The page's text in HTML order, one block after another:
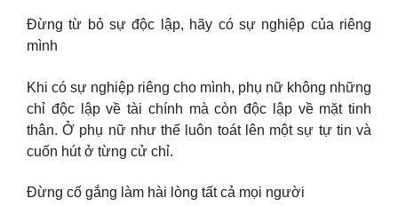
Đừng từ bỏ sự độc lập, hãy có sự nghiệp của riêng
mình
Khi có sự nghiệp riêng cho mình, phụ nữ không những
chỉ độc lập về tài chính mà còn độc lập về mặt tinh
thân. Ở phụ nữ như thế luôn toát lên một sự tự tin và
cuốn hút ở từng cử chỉ.
Đừng cố gắng làm hài lòng tất cả mọi người